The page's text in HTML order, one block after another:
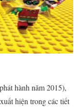
hành năm 2015),
hiện trong các tiết